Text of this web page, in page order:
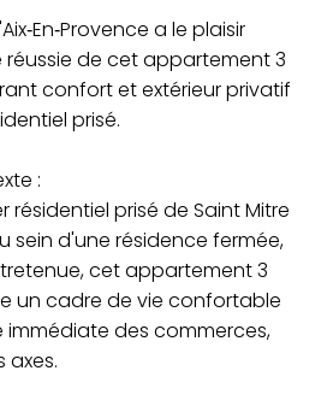
a le plaisir
de cet appartement 3
confort et extérieur privatif
prisé.
:
résidentiel prisé de Saint Mitre
sein d'une résidence fermée,
cet appartement 3
un cadre de vie confortable
immédiate des commerces,
axes.